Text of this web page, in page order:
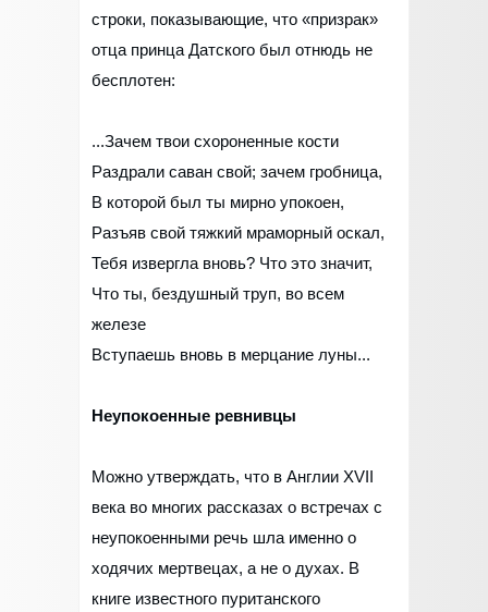
строки, показывающие, что «призрак»
отца принца Датского был отнюдь не
бесплотен:
...Зачем твои схороненные кости
Раздрали саван свой; зачем гробница,
В которой был ты мирно упокоен,
Разъяв свой тяжкий мраморный оскал,
Тебя извергла вновь? Что это значит,
Что ты, бездушный труп, во всем
железе
Вступаешь вновь в мерцание луны...
Неупокоенные ревнивцы
Можно утверждать, что в Англии XVII
века во многих рассказах о встречах с
неупокоенными речь шла именно о
ходячих мертвецах, а не о духах. В
книге известного пуританского